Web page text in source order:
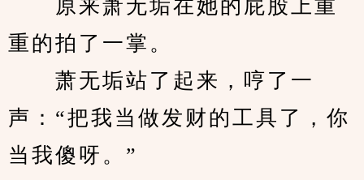
原来萧无垢在她的屁股上重
重的拍了一掌。
萧无垢站了起来，哼了一
声：“把我当做发财的工具了，你
当我傻呀。”